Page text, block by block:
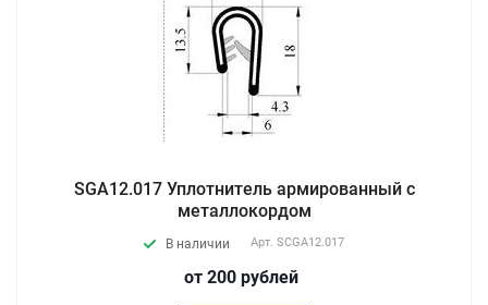
SGA12.017 Уплотнитель армированный с
металлокордом
В наличии Арт. SCGA12.017
от 200 рублей